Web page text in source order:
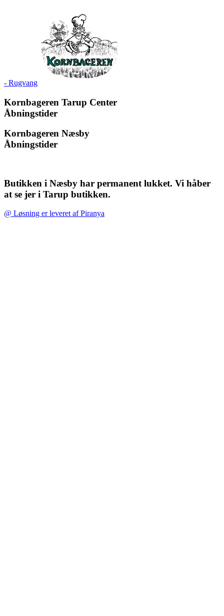
- Rugvang
Kornbageren Tarup Center
Åbningstider
Kornbageren Næsby
Åbningstider
Butikken i Næsby har permanent lukket. Vi håber
at se jer i Tarup butikken.
@ Løsning er leveret af Piranya